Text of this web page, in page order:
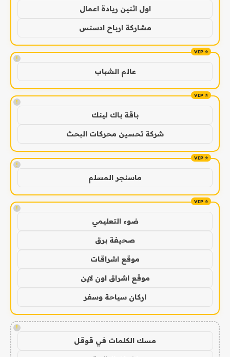
اول اثنين ريادة اعمال
مشاركة ارباح ادسنس
!
عالم الشباب
!
باقة باك لينك
شركة تحسين محركات البحث
!
ماسنجر المسلم
!
ضوء التعليمي
صحيفة برق
موقع اشراقات
موقع اشراق اون لاين
اركان سياحة وسفر
!
مسك الكلمات في قوقل